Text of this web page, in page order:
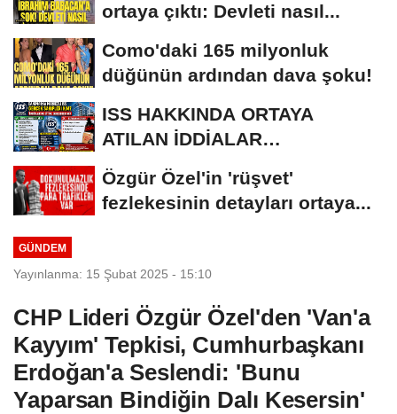
ortaya çıktı: Devleti nasıl...
Como'daki 165 milyonluk
düğünün ardından dava şoku!
ISS HAKKINDA ORTAYA
ATILAN İDDİALAR
TARTIŞILIYOR. ORTADA BİR
MİLLİ...
Özgür Özel'in 'rüşvet'
fezlekesinin detayları ortaya...
GÜNDEM
Yayınlanma: 15 Şubat 2025 - 15:10
CHP Lideri Özgür Özel'den 'Van'a
Kayyım' Tepkisi, Cumhurbaşkanı
Erdoğan'a Seslendi: 'Bunu
Yaparsan Bindiğin Dalı Kesersin'